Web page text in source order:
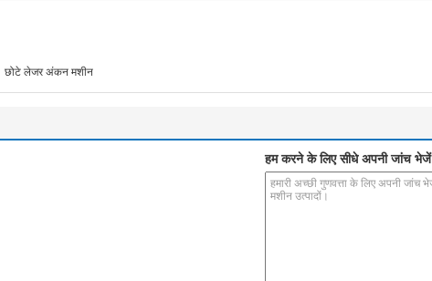
छोटे लेजर अंकन मशीन
हम करने के लिए सीधे अपनी जांच भेजें